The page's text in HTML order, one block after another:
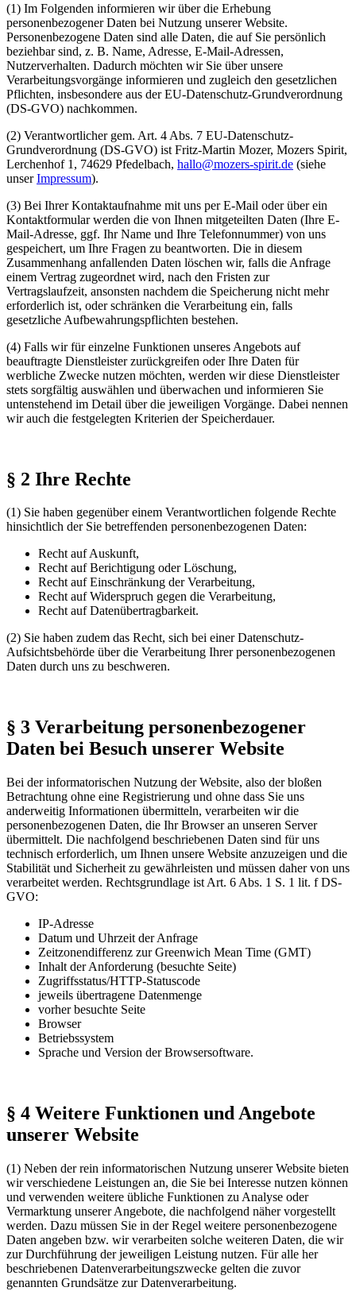
(1) Im Folgenden informieren wir über die Erhebung
personenbezogener Daten bei Nutzung unserer Website.
Personenbezogene Daten sind alle Daten, die auf Sie persönlich
beziehbar sind, z. B. Name, Adresse, E-Mail-Adressen,
Nutzerverhalten. Dadurch möchten wir Sie über unsere
Verarbeitungsvorgänge informieren und zugleich den gesetzlichen
Pflichten, insbesondere aus der EU-Datenschutz-Grundverordnung
(DS-GVO) nachkommen.
(2) Verantwortlicher gem. Art. 4 Abs. 7 EU-Datenschutz-
Grundverordnung (DS-GVO) ist Fritz-Martin Mozer, Mozers Spirit,
Lerchenhof 1, 74629 Pfedelbach, hallo@mozers-spirit.de (siehe
unserImpressum).
(3) Bei Ihrer Kontaktaufnahme mit uns per E-Mail oder über ein
Kontaktformular werden die von Ihnen mitgeteilten Daten (Ihre E-
Mail-Adresse, ggf. Ihr Name und Ihre Telefonnummer) von uns
gespeichert, um Ihre Fragen zu beantworten. Die in diesem
Zusammenhang anfallenden Daten löschen wir, falls die Anfrage
einem Vertrag zugeordnet wird, nach den Fristen zur
Vertragslaufzeit, ansonsten nachdem die Speicherung nicht mehr
erforderlich ist, oder schränken die Verarbeitung ein, falls
gesetzliche Aufbewahrungspflichten bestehen.
(4) Falls wir für einzelne Funktionen unseres Angebots auf
beauftragte Dienstleister zurückgreifen oder Ihre Daten für
werbliche Zwecke nutzen möchten, werden wir diese Dienstleister
stets sorgfältig auswählen und überwachen und informieren Sie
untenstehend im Detail über die jeweiligen Vorgänge. Dabei nennen
wir auch die festgelegten Kriterien der Speicherdauer.
§ 2 Ihre Rechte
(1) Sie haben gegenüber einem Verantwortlichen folgende Rechte
hinsichtlich der Sie betreffenden personenbezogenen Daten:
Recht auf Auskunft,
Recht auf Berichtigung oder Löschung,
Recht auf Einschränkung der Verarbeitung,
Recht auf Widerspruch gegen die Verarbeitung,
Recht auf Datenübertragbarkeit.
(2) Sie haben zudem das Recht, sich bei einer Datenschutz-
Aufsichtsbehörde über die Verarbeitung Ihrer personenbezogenen
Daten durch uns zu beschweren.
§ 3 Verarbeitung personenbezogener
Daten bei Besuch unserer Website
Bei der informatorischen Nutzung der Website, also der bloßen
Betrachtung ohne eine Registrierung und ohne dass Sie uns
anderweitig Informationen übermitteln, verarbeiten wir die
personenbezogenen Daten, die Ihr Browser an unseren Server
übermittelt. Die nachfolgend beschriebenen Daten sind für uns
technisch erforderlich, um Ihnen unsere Website anzuzeigen und die
Stabilität und Sicherheit zu gewährleisten und müssen daher von uns
verarbeitet werden. Rechtsgrundlage ist Art. 6 Abs. 1 S. 1 lit. f DS-
GVO:
IP-Adresse
Datum und Uhrzeit der Anfrage
Zeitzonendifferenz zur Greenwich Mean Time (GMT)
Inhalt der Anforderung (besuchte Seite)
Zugriffsstatus/HTTP-Statuscode
jeweils übertragene Datenmenge
vorher besuchte Seite
Browser
Betriebssystem
Sprache und Version der Browsersoftware.
§ 4 Weitere Funktionen und Angebote
unserer Website
(1) Neben der rein informatorischen Nutzung unserer Website bieten
wir verschiedene Leistungen an, die Sie bei Interesse nutzen können
und verwenden weitere übliche Funktionen zu Analyse oder
Vermarktung unserer Angebote, die nachfolgend näher vorgestellt
werden. Dazu müssen Sie in der Regel weitere personenbezogene
Daten angeben bzw. wir verarbeiten solche weiteren Daten, die wir
zur Durchführung der jeweiligen Leistung nutzen. Für alle her
beschriebenen Datenverarbeitungszwecke gelten die zuvor
genannten Grundsätze zur Datenverarbeitung.